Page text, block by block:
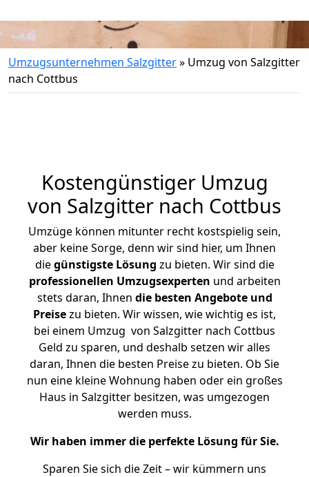
Umzugsunternehmen Salzgitter» Umzug von Salzgitter
nach Cottbus
Kostengünstiger Umzug
von Salzgitter nach Cottbus
Umzüge können mitunter recht kostspielig sein,
aber keine Sorge, denn wir sind hier, um Ihnen
diegünstigste Lösung zu bieten. Wir sind die
professionellen Umzugsexperten und arbeiten
stets daran, Ihnen die besten Angebote und
Preisezu bieten. Wir wissen, wie wichtig es ist,
bei einem Umzug von Salzgitter nach Cottbus
Geld zu sparen, und deshalb setzen wir alles
daran, Ihnen die besten Preise zu bieten. Ob Sie
nun eine kleine Wohnung haben oder ein großes
Haus in Salzgitter besitzen, was umgezogen
werden muss.
Wir haben immer die perfekte Lösung für Sie.
Sparen Sie sich die Zeit – wir kümmern uns